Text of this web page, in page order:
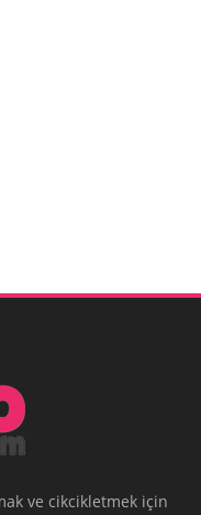
ve cikcikletmek için